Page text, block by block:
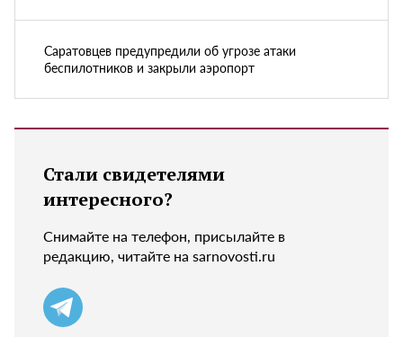
Саратовцев предупредили об угрозе атаки
беспилотников и закрыли аэропорт
Стали свидетелями
интересного?
Снимайте на телефон, присылайте в
редакцию, читайте на sarnovosti.ru